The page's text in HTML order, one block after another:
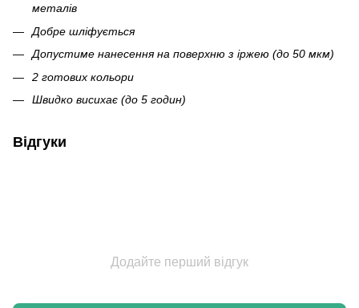
металів
Добре шліфується
Допустиме нанесення на поверхню з іржею (до 50 мкм)
2 готових кольори
Швидко висихає (до 5 годин)
Відгуки
Додайте перший відгук